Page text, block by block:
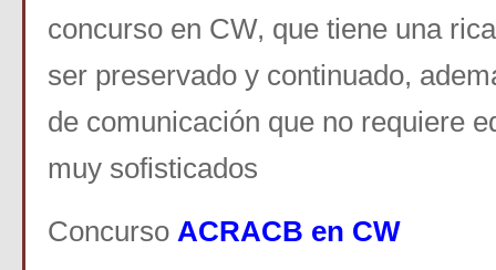
concurso en CW, que tiene una
ser preservado y continuado,
de comunicación que no requiere
muy sofisticados
Concurso ACRACB en CW